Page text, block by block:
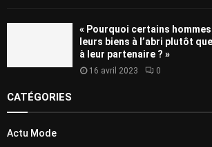
« Pourquoi certains
leurs biens à l’abri plutôt
à leur partenaire ? »
16 avril 2023 0
CATÉGORIES
Actu Mode